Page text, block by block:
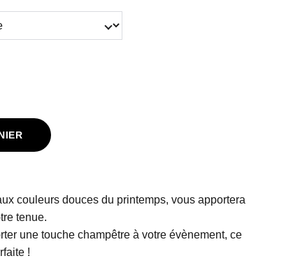
couleurs douces du printemps, vous apportera
tenue.
une touche champêtre à votre évènement, ce
!